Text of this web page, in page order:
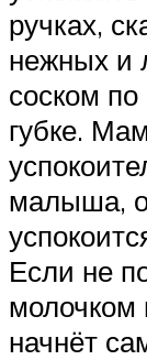
ручках,
нежных и
соском
губке.
малыша,
Если не
молочком
начнёт